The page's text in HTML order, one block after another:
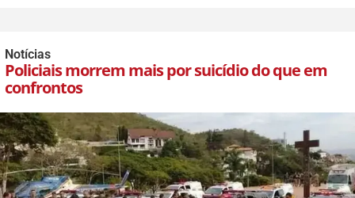
Notícias
Policiais morrem mais por suicídio do que em
confrontos